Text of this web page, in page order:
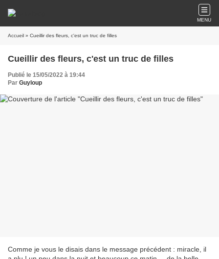
MENU
Accueil » Cueillir des fleurs, c'est un truc de filles
Cueillir des fleurs, c'est un truc de filles
Publié le 15/05/2022 à 19:44
Par Guyloup
Comme je vous le disais dans le message précédent : miracle, il